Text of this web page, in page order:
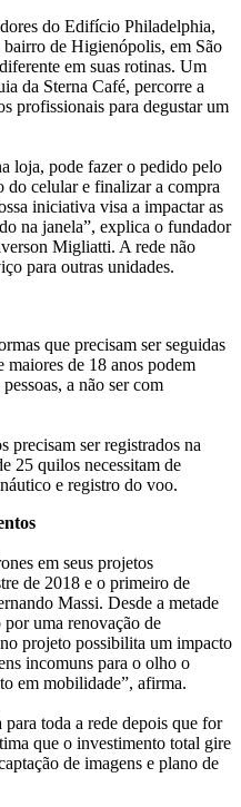
do Edifício Philadelphia,
de Higienópolis, em São
em suas rotinas. Um
da Sterna Café, percorre a
profissionais para degustar um
loja, pode fazer o pedido pelo
celular e finalizar a compra
iniciativa visa a impactar as
na janela”, explica o fundador
Migliatti. A rede não
para outras unidades.
que precisam ser seguidas
maiores de 18 anos podem
a não ser com
precisam ser registrados na
25 quilos necessitam de
e registro do voo.
em seus projetos
de 2018 e o primeiro de
Massi. Desde a metade
por uma renovação de
projeto possibilita um impacto
incomuns para o olho o
em mobilidade”, afirma.
toda a rede depois que for
que o investimento total gire
de imagens e plano de